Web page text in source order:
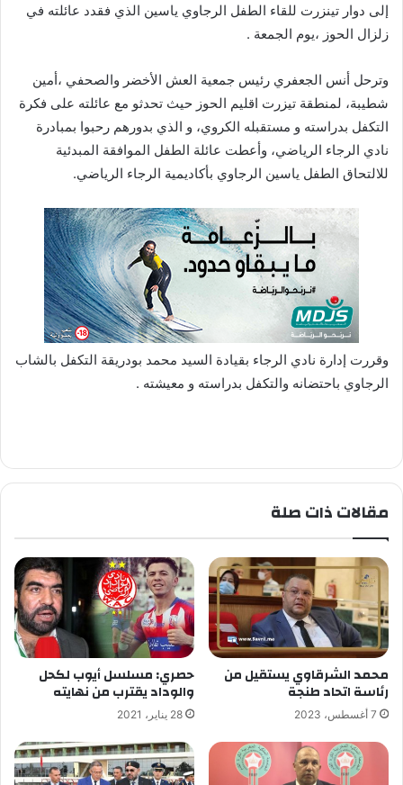
ي
ا
إلى دوار تينزرت للقاء الطفل الرجاوي ياسين الذي فقدد عائلته في
زلزال الحوز ،يوم الجمعة .
وترحل أنس الجعفري رئيس جمعية العش الأخضر والصحفي ،أمين
شطيبة، لمنطقة تيزرت اقليم الحوز حيث تحدثو مع عائلته على فكرة
التكفل بدراسته و مستقبله الكروي، و الذي بدورهم رحبوا بمبادرة
نادي الرجاء الرياضي، وأعطت عائلة الطفل الموافقة المبدئية
للالتحاق الطفل ياسين الرجاوي بأكاديمية الرجاء الرياضي.
وقررت إدارة نادي الرجاء بقيادة السيد محمد بودريقة التكفل بالشاب
الرجاوي باحتضانه والتكفل بدراسته و معيشته .
مقالات ذات صلة
محمد الشرقاوي يستقيل من
رئاسة اتحاد طنجة
7 أغسطس، 2023
حصري: مسلسل أيوب لكحل
والوداد يقترب من نهايته
28 يناير، 2021